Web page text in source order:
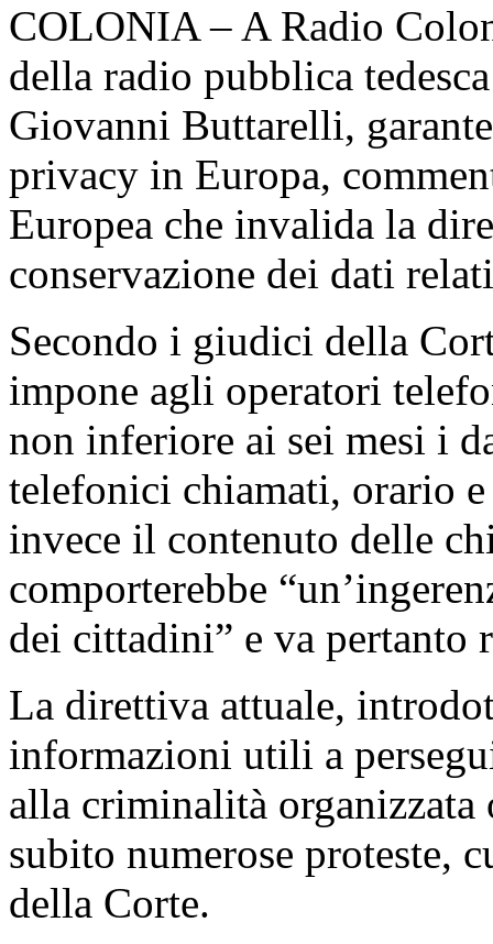
COLONIA – A Radio
della radio pubblica
Giovanni Buttarelli,
privacy in Europa,
Europea che invalida la
conservazione dei dati
Secondo i giudici della
impone agli operatori
non inferiore ai sei mesi i
telefonici chiamati, orario
invece il contenuto delle
comporterebbe
dei cittadini” e va pertanto
La direttiva attuale,
informazioni utili a
alla criminalità organizzata
subito numerose proteste,
della Corte.